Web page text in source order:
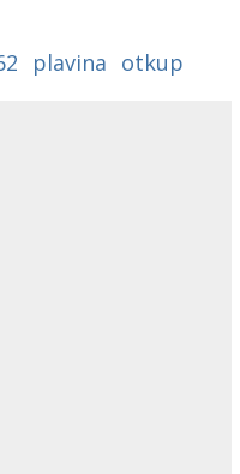
plavina otkup